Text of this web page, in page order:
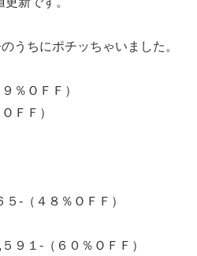
うちにポチッちゃいました。
％ＯＦＦ）
ＦＦ）
-（４８％ＯＦＦ）
９１-（６０％ＯＦＦ）